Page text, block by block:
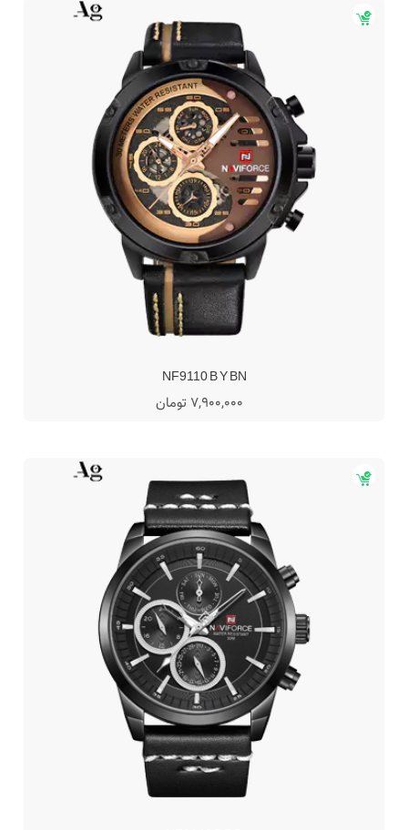
NF9110 B Y BN
7,900,000 تومان